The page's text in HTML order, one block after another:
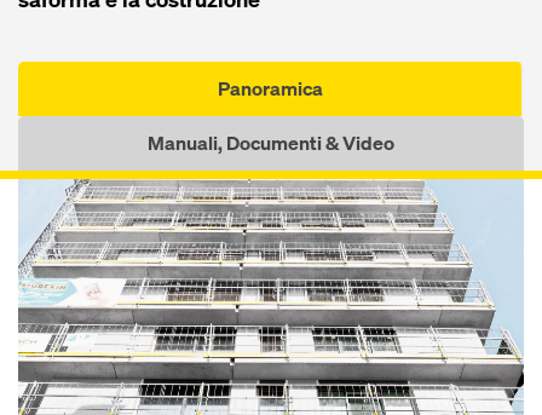
Panoramica
Manuali, Documenti & Video